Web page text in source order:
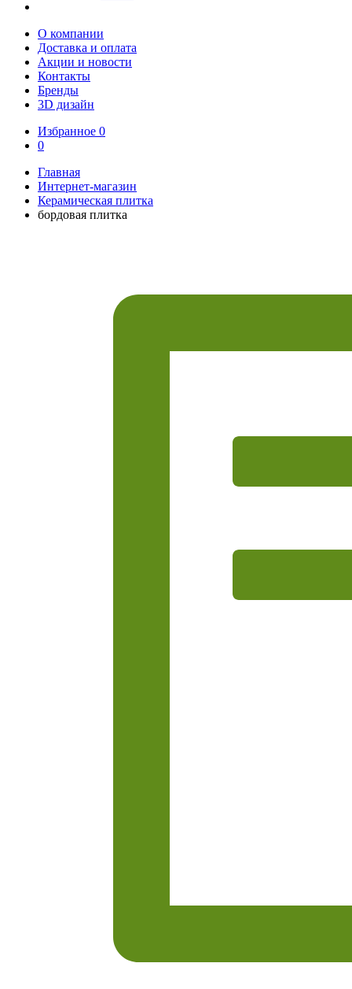
О компании
Доставка и оплата
Акции и новости
Контакты
Бренды
3D дизайн
Избранное 0
0
Главная
Интернет-магазин
Керамическая плитка
бордовая плитка